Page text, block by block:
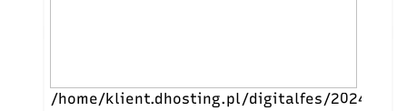
/home/klient.dhosting.pl/digitalfes/